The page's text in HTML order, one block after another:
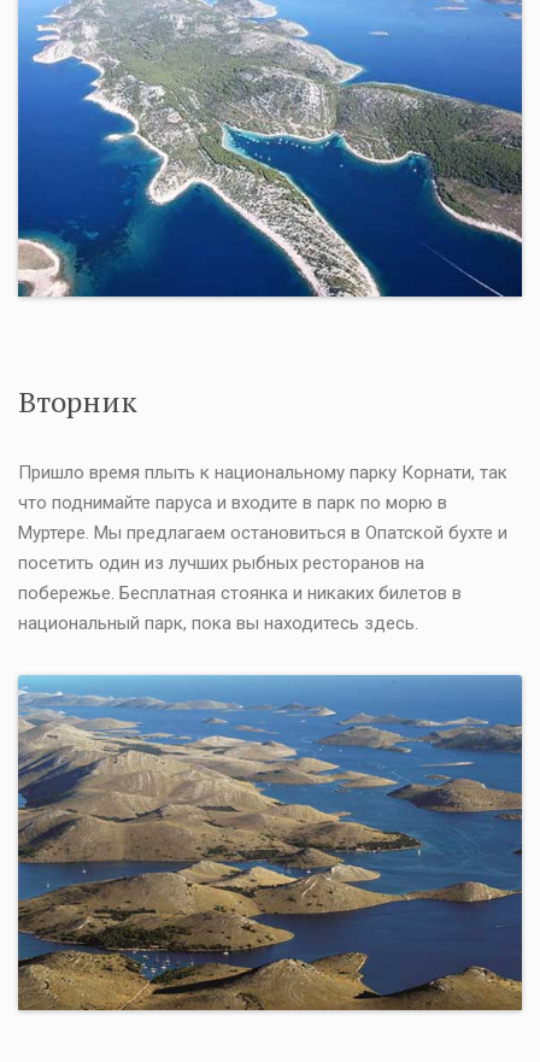
Вторник
Пришло время плыть к национальному парку Корнати, так
что поднимайте паруса и входите в парк по морю в
Муртере. Мы предлагаем остановиться в Опатской бухте и
посетить один из лучших рыбных ресторанов на
побережье. Бесплатная стоянка и никаких билетов в
национальный парк, пока вы находитесь здесь.